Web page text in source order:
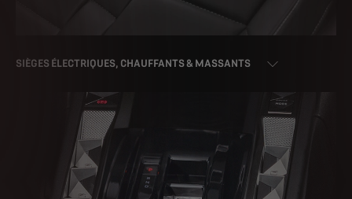
SIÈGES ÉLECTRIQUES, CHAUFFANTS & MASSANTS